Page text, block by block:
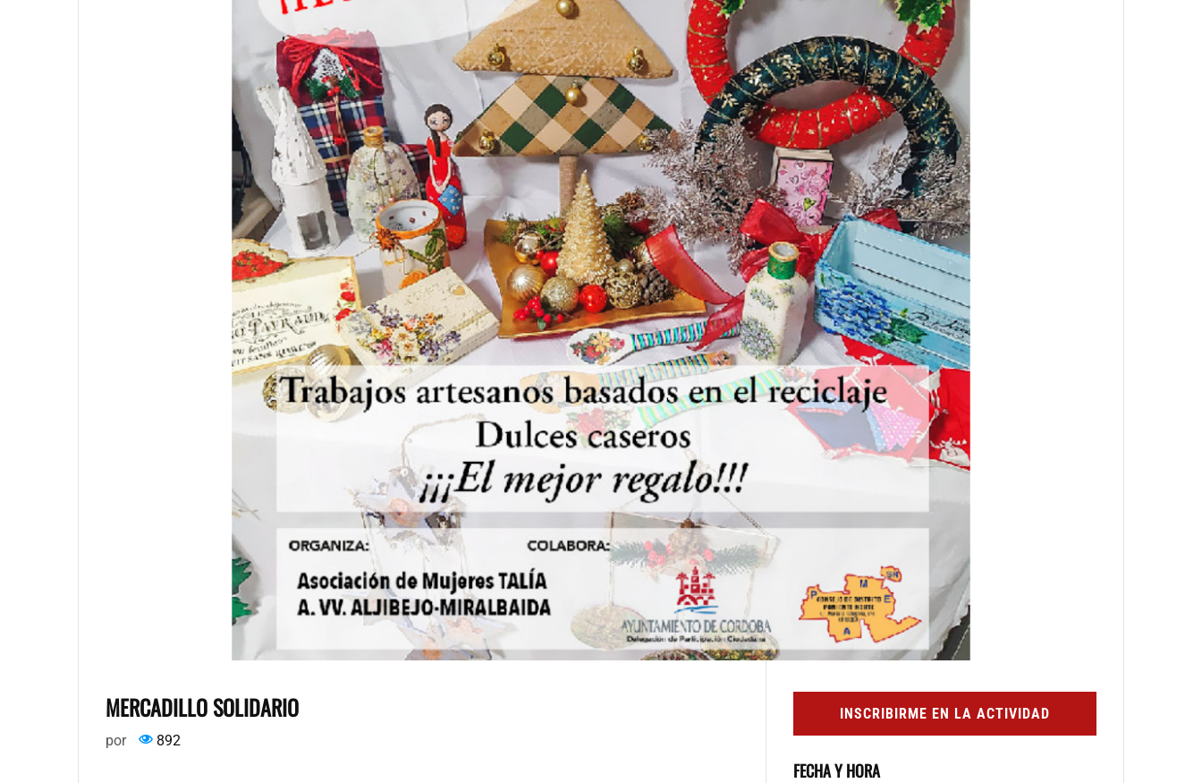
MERCADILLO SOLIDARIO
por 892
INSCRIBIRME EN LA ACTIVIDAD
FECHA Y HORA